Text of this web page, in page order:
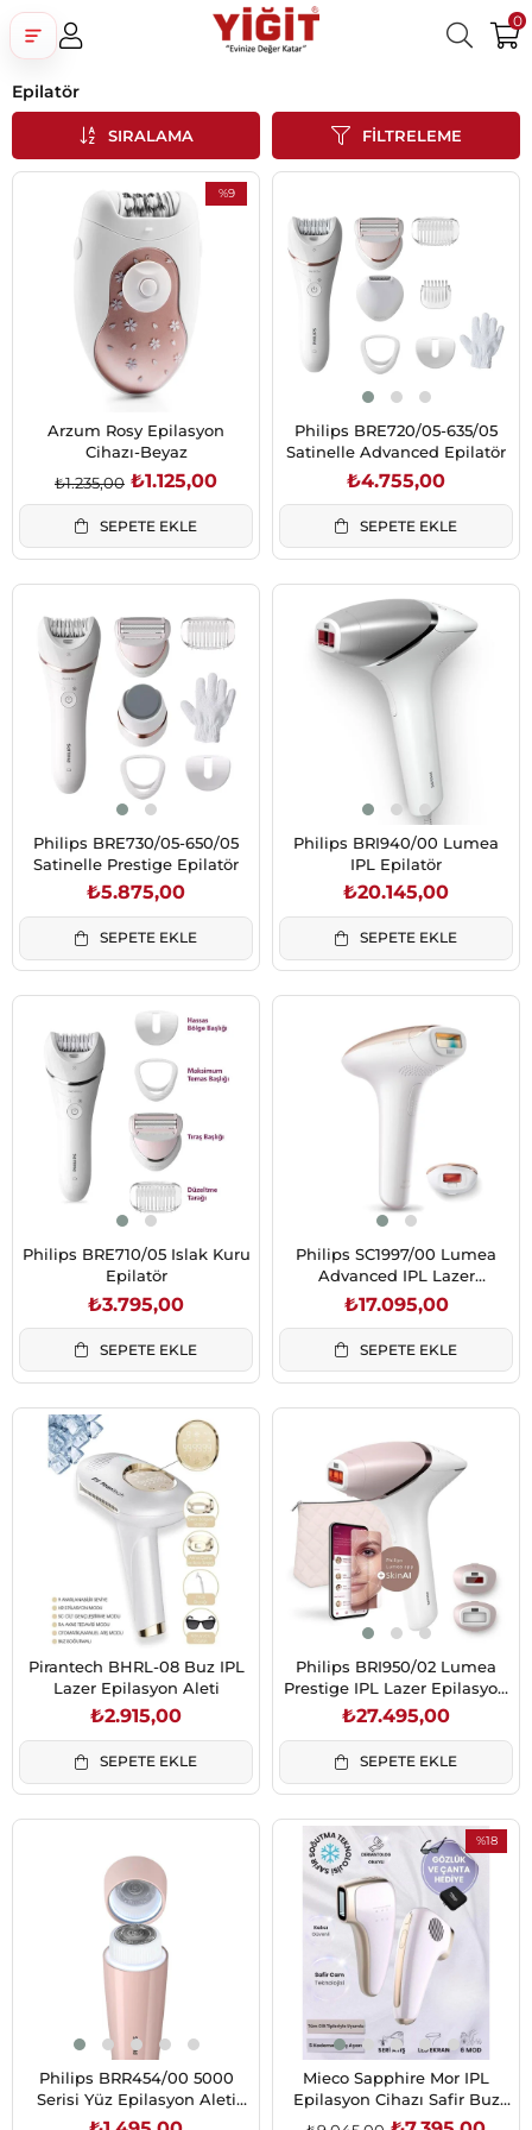
0
Google İle Bağlan
Epilatör
FILTRELEME
SIRALAMA
%9
Arzum Rosy Epilasyon
Cihazı-Beyaz
₺1.125,00
₺1.235,00
SEPETE EKLE
Philips BRE720/05-635/05
Satinelle Advanced Epilatör
₺4.755,00
SEPETE EKLE
Philips BRE730/05-650/05
Satinelle Prestige Epilatör
₺5.875,00
SEPETE EKLE
Philips BRI940/00 Lumea
IPL Epilatör
₺20.145,00
SEPETE EKLE
Philips BRE710/05 Islak Kuru
Epilatör
₺3.795,00
SEPETE EKLE
Philips SC1997/00 Lumea
Advanced IPL Lazer
Epilasyon
₺17.095,00
SEPETE EKLE
Pirantech BHRL-08 Buz IPL
Lazer Epilasyon Aleti
₺2.915,00
SEPETE EKLE
Philips BRI950/02 Lumea
Prestige IPL Lazer Epilasyon
Aleti
₺27.495,00
SEPETE EKLE
Philips BRR454/00 5000
Serisi Yüz Epilasyon Aleti
LED Işıklı
%18
İndirim
%18İndirim
Mieco Sapphire Mor IPL
Epilasyon Cihazı Safir Buz
Kompresli